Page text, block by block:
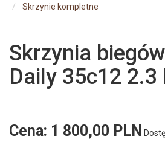
Skrzynie kompletne
Skrzynia
Daily 35c12 2.3
Cena: 1 800,00 PLN